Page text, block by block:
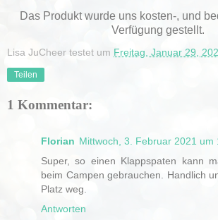
Das Produkt wurde uns kosten-, und
Verfügung gestellt.
Lisa JuCheer testet um Freitag, Januar 29,
Teilen
1 Kommentar:
Florian Mittwoch, 3. Februar 2021 um
Super, so einen Klappspaten kann
beim Campen gebrauchen. Handlich
Platz weg.
Antworten